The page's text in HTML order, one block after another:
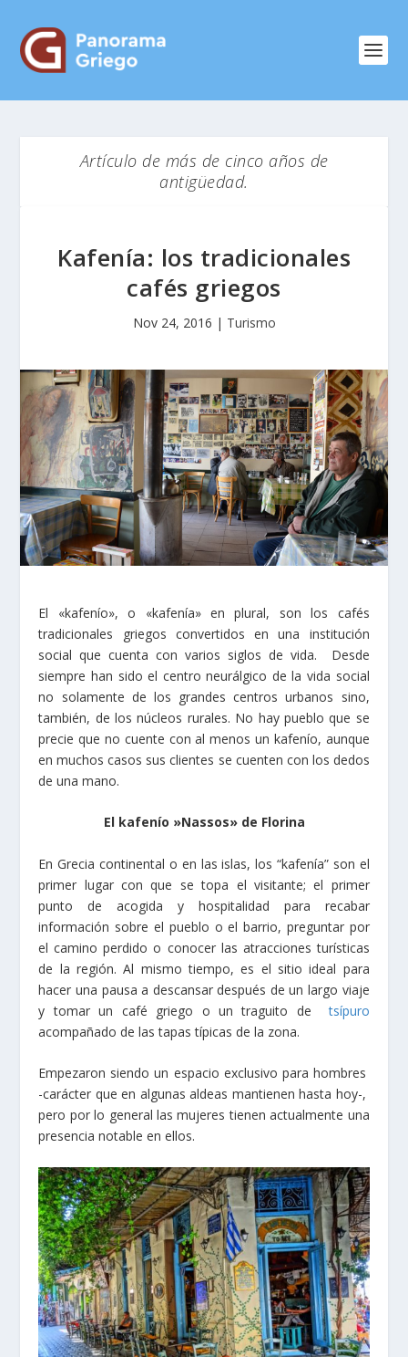
Artículo de más de cinco años de
antigüedad.
Kafenía: los tradicionales
cafés griegos
Nov 24, 2016 | Turismo
El «kafenío», o «kafenía» en plural, son los cafés
tradicionales griegos convertidos en una institución
social que cuenta con varios siglos de vida. Desde
siempre han sido el centro neurálgico de la vida social
no solamente de los grandes centros urbanos sino,
también, de los núcleos rurales. No hay pueblo que se
precie que no cuente con al menos un kafenío, aunque
en muchos casos sus clientes se cuenten con los dedos
de una mano.
El kafenío »Nassos» de Florina
En Grecia continental o en las islas, los “kafenía” son el
primer lugar con que se topa el visitante; el primer
punto de acogida y hospitalidad para recabar
información sobre el pueblo o el barrio, preguntar por
el camino perdido o conocer las atracciones turísticas
de la región. Al mismo tiempo, es el sitio ideal para
hacer una pausa a descansar después de un largo viaje
y tomar un café griego o un traguito detsípuro
acompañado de las tapas típicas de la zona.
Empezaron siendo un espacio exclusivo para hombres
-carácter que en algunas aldeas mantienen hasta hoy-,
pero por lo general las mujeres tienen actualmente una
presencia notable en ellos.